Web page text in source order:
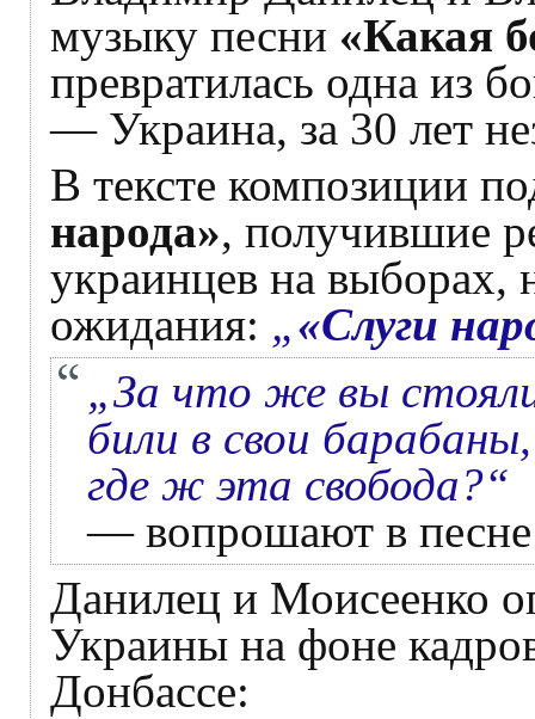
музыку песни «Какая
превратилась одна из
— Украина, за 30 лет
В тексте композиции
народа», получившие
украинцев на выборах,
ожидания: „«Слуги
„За что же вы
били в свои
где ж эта свобода?“
— вопрошают в
Данилец и Моисеенко
Украины на фоне
Донбассе: